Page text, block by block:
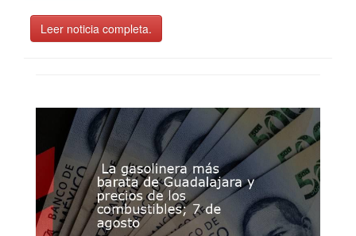
Leer noticia completa.